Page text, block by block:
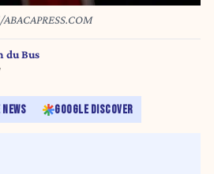
du Bus
NEWS GOOGLE DISCOVER